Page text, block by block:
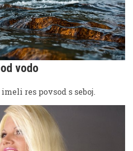
vodo
res povsod s seboj.